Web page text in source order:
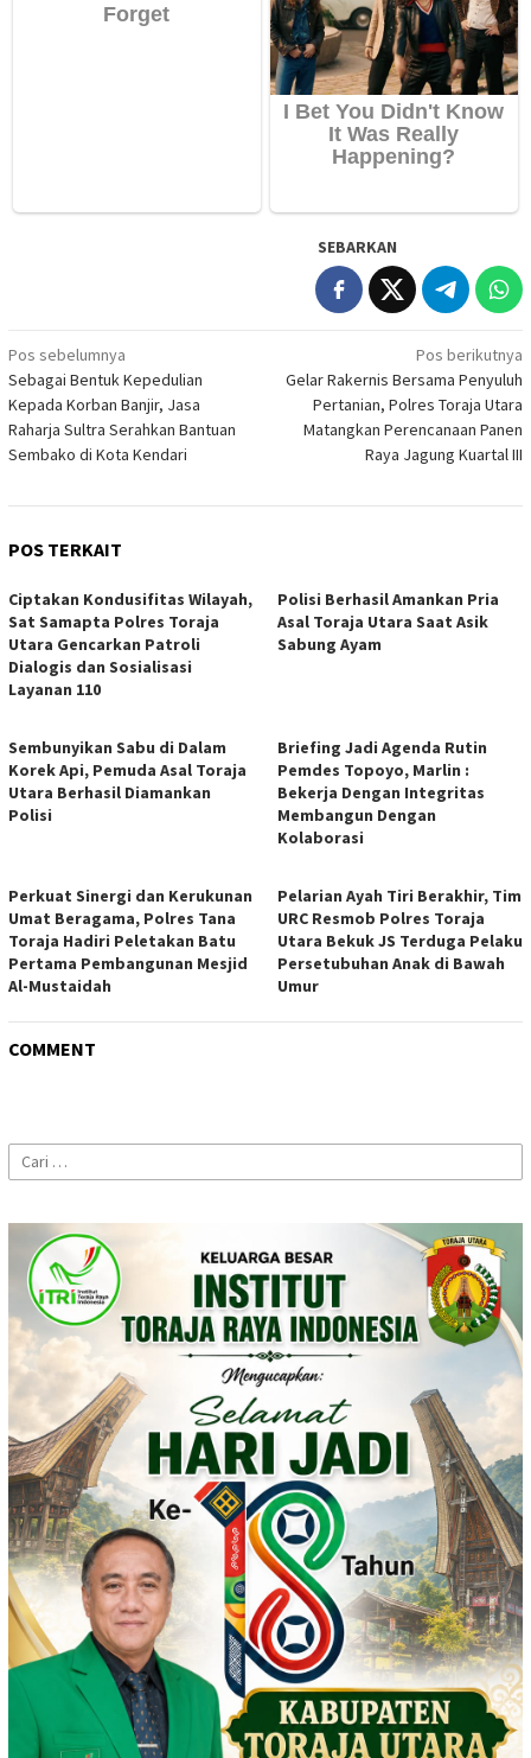
SEBARKAN
Navigasi
pos
Pos sebelumnya
Sebagai Bentuk Kepedulian
Kepada Korban Banjir, Jasa
Raharja Sultra Serahkan Bantuan
Sembako di Kota Kendari
Pos berikutnya
Gelar Rakernis Bersama Penyuluh
Pertanian, Polres Toraja Utara
Matangkan Perencanaan Panen
Raya Jagung Kuartal III
POS TERKAIT
Ciptakan Kondusifitas Wilayah,
Sat Samapta Polres Toraja
Utara Gencarkan Patroli
Dialogis dan Sosialisasi
Layanan 110
Polisi Berhasil Amankan Pria
Asal Toraja Utara Saat Asik
Sabung Ayam
Sembunyikan Sabu di Dalam
Korek Api, Pemuda Asal Toraja
Utara Berhasil Diamankan
Polisi
Briefing Jadi Agenda Rutin
Pemdes Topoyo, Marlin :
Bekerja Dengan Integritas
Membangun Dengan
Kolaborasi
Perkuat Sinergi dan Kerukunan
Umat Beragama, Polres Tana
Toraja Hadiri Peletakan Batu
Pertama Pembangunan Mesjid
Al-Mustaidah
Pelarian Ayah Tiri Berakhir, Tim
URC Resmob Polres Toraja
Utara Bekuk JS Terduga Pelaku
Persetubuhan Anak di Bawah
Umur
COMMENT
Cari
untuk: